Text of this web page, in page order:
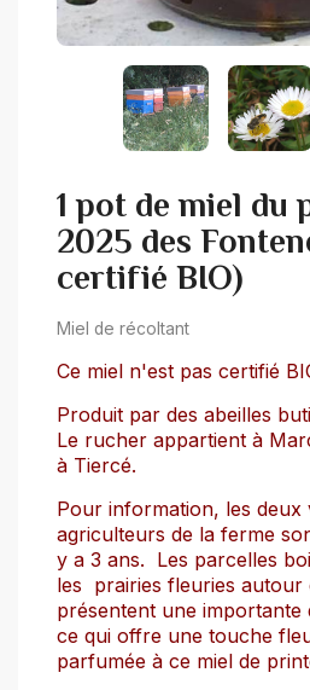
1 pot de miel du
2025 des
certifié BIO)
Miel de récoltant
Ce miel n'est pas certifié
Produit par des abeilles
Le rucher appartient à
à Tiercé.
Pour information, les deux
agriculteurs de la ferme
y a 3 ans. Les parcelles
les prairies fleuries autour
présentent une importante
ce qui offre une touche
parfumée à ce miel de